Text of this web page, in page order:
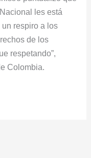
les está
respiro a los
de los
respetando”,
Colombia.